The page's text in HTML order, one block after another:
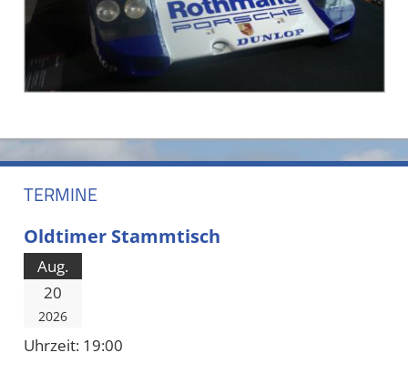
TERMINE
Oldtimer Stammtisch
Aug.
20
2026
Uhrzeit: 19:00